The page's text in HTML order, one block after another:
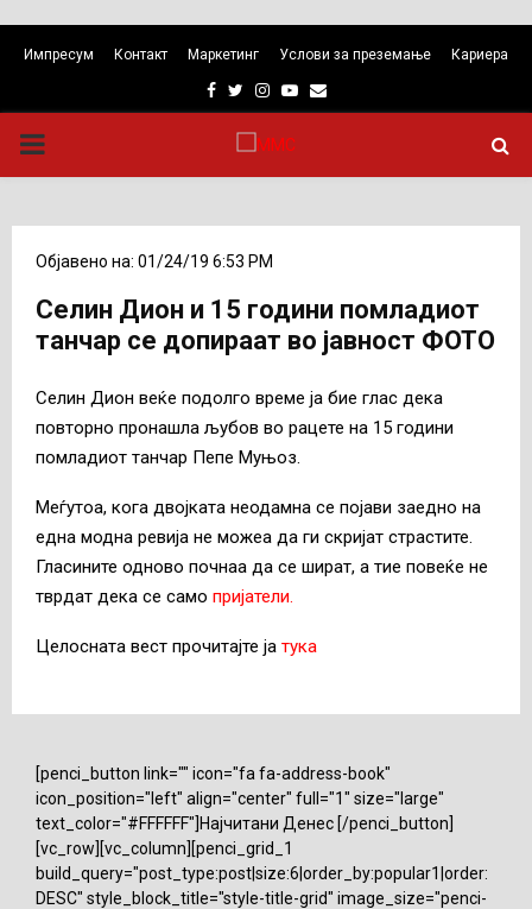
Импресум Контакт Маркетинг Услови за преземање Кариера
Facebook
TwitterInstagram
Youtube
Email
PRIMARY
Објавено на: 01/24/19 6:53 PM
Селин Дион и 15 години помладиот
танчaр се допираат во јавност ФОТО
Селин Дион веќе подолго време ја бие глас дека
повторно пронашла љубов во рацете на 15 години
помладиот танчaр Пепе Муњоз.
Меѓутоа, кога двојката неодамна се појави заедно на
една модна ревија не можеа да ги скријат страстите.
Гласините одново почнаа да се шират, а тие повеќе не
тврдат дека се само пријатели.
Целосната вест прочитајте ја тука
[penci_button link="" icon="fa fa-address-book"
icon_position="left" align="center" full="1" size="large"
text_color="#FFFFFF"]Најчитани Денес [/penci_button]
[vc_row][vc_column][penci_grid_1
build_query="post_type:post|size:6|order_by:popular1|order:
DESC" style_block_title="style-title-grid" image_size="penci-